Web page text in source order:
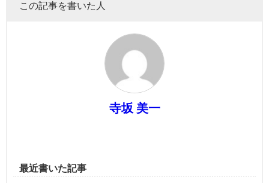
この記事を書いた人
寺坂 美一
最近書いた記事